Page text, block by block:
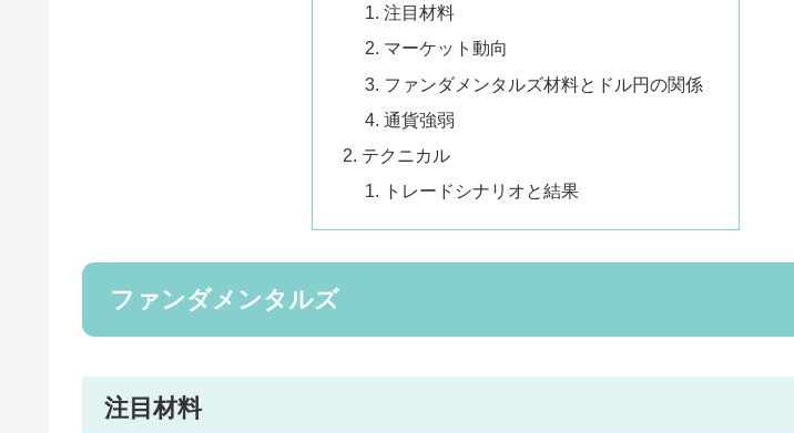
注目材料
マーケット動向
ファンダメンタルズ材料とドル円の関係
通貨強弱
テクニカル
トレードシナリオと結果
ファンダメンタルズ
注目材料